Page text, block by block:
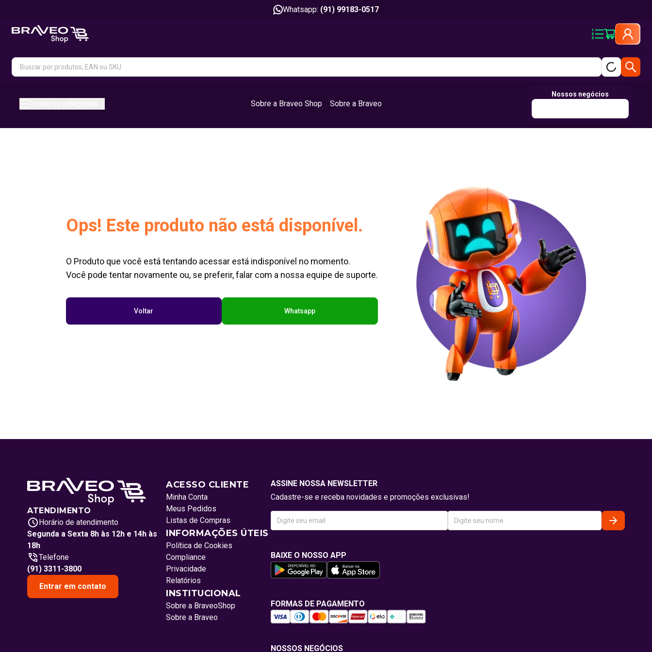
Whatsapp: (91) 99183-0517
Sobre a Braveo Shop Sobre a Braveo
Nossos negócios
Ops! Este produto não está disponível.
O Produto que você está tentando acessar está indisponível no momento.
Você pode tentar novamente ou, se preferir, falar com a nossa equipe de suporte.
Voltar Whatsapp
ATENDIMENTO
Horário de atendimento
Segunda a Sexta 8h às 12h e 14h às
18h
Telefone
(91) 3311-3800
Entrar em contato
ACESSO CLIENTE
Minha Conta
Meus Pedidos
Listas de Compras
INFORMAÇÕES ÚTEIS
Política de Cookies
Compliance
Privacidade
Relatórios
INSTITUCIONAL
Sobre a BraveoShop
Sobre a Braveo
ASSINE NOSSA NEWSLETTER
Cadastre-se e receba novidades e promoções exclusivas!
BAIXE O NOSSO APP
FORMAS DE PAGAMENTO
NOSSOS NEGÓCIOS